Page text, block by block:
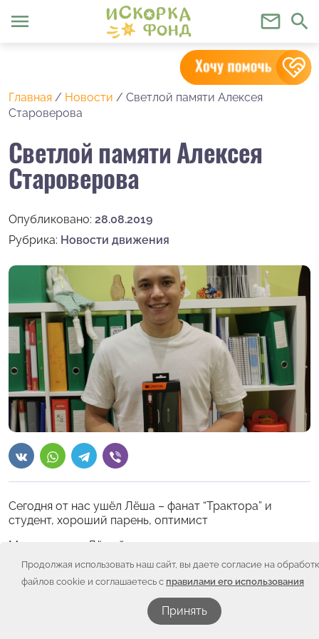
Продолжая использовать наш сайт, вы даете согласие на
файлов cookie и соглашаетесь с правилами его использования
Принять
menu mail_outline search
Главная / Новости / Светлой памяти Алексея
Староверова
Светлой памяти Алексея
Староверова
Опубликовано: 28.08.2019
Рубрика: Новости движения
Сегодня от нас ушёл Лёша – фанат “Трактора” и
студент, хороший парень, оптимист
Мы знакомы с Лёшей почти 2 года и эти 2 года мы
надеялись, что будем поздравлять его с
выздоровлением.
Болезнь не хотела отступать, а Леша ставил цели и
достигал – прекрасно закончил школу, стал
студентом Университета, так хотел учиться и просто